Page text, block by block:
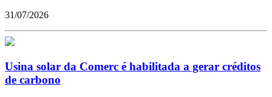
31/07/2026
Usina solar da Comerc é habilitada a gerar créditos
de carbono